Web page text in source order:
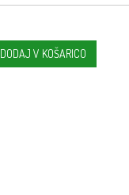
DODAJ V KOŠARICO